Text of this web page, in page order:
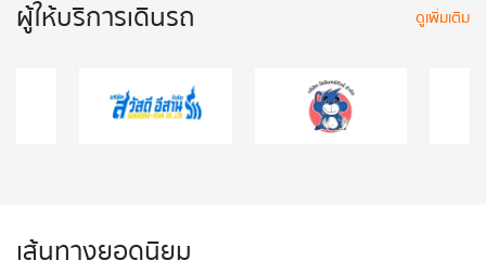
ผู้ให้บริการเดินรถ ดูเพิ่มเติม
เส้นทางยอดนิยม